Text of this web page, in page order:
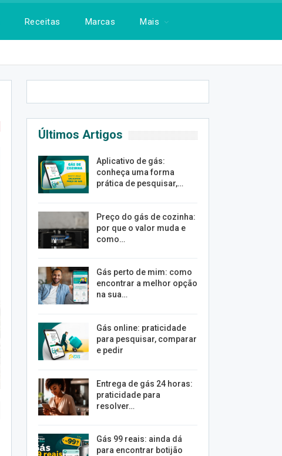
Receitas Marcas Mais
Últimos Artigos
Aplicativo de gás:
conheça uma forma
prática de pesquisar,…
Preço do gás de cozinha:
por que o valor muda e
como…
Gás perto de mim: como
encontrar a melhor opção
na sua…
Gás online: praticidade
para pesquisar, comparar
e pedir
Entrega de gás 24 horas:
praticidade para
resolver…
Gás 99 reais: ainda dá
para encontrar botijão